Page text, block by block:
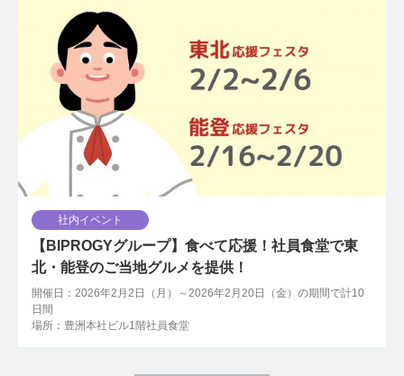
社内イベント
【BIPROGYグループ】食べて応援！社員食堂で東
北・能登のご当地グルメを提供！
開催日：2026年2月2日（月）～2026年2月20日（金）の期間で計10
日間
場所：豊洲本社ビル1階社員食堂